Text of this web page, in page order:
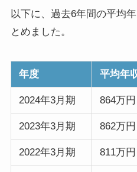
以下に、過去6年間の平均
とめました。
年度 平均年
2024年3月期 864万円
2023年3月期 862万円
2022年3月期 811万円